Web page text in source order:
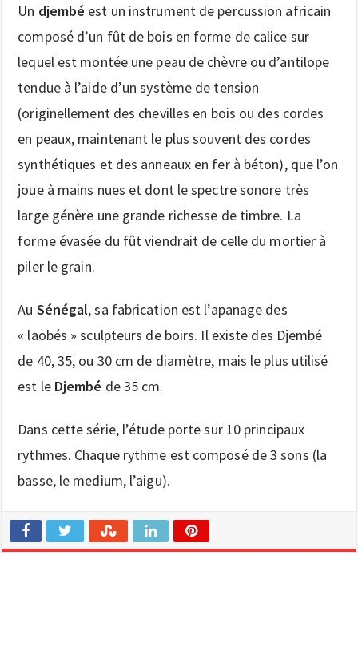
Un djembé est un instrument de percussion africain
composé d’un fût de bois en forme de calice sur
lequel est montée une peau de chèvre ou d’antilope
tendue à l’aide d’un système de tension
(originellement des chevilles en bois ou des cordes
en peaux, maintenant le plus souvent des cordes
synthétiques et des anneaux en fer à béton), que l’on
joue à mains nues et dont le spectre sonore très
large génère une grande richesse de timbre. La
forme évasée du fût viendrait de celle du mortier à
piler le grain.
Au Sénégal, sa fabrication est l’apanage des
« laobés » sculpteurs de boirs. Il existe des Djembé
de 40, 35, ou 30 cm de diamètre, mais le plus utilisé
est le Djembé de 35 cm.
Dans cette série, l’étude porte sur 10 principaux
rythmes. Chaque rythme est composé de 3 sons (la
basse, le medium, l’aigu).